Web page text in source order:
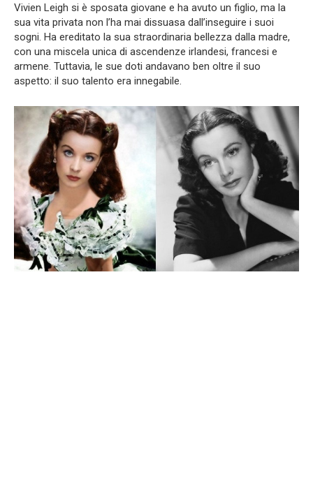
Vivien Leigh si è sposata giovane e ha avuto un figlio, ma la
sua vita privata non l’ha mai dissuasa dall’inseguire i suoi
sogni. Ha ereditato la sua straordinaria bellezza dalla madre,
con una miscela unica di ascendenze irlandesi, francesi e
armene. Tuttavia, le sue doti andavano ben oltre il suo
aspetto: il suo talento era innegabile.